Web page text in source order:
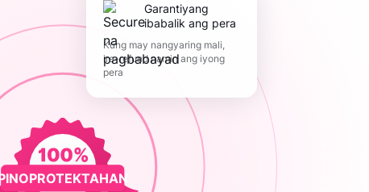
PINOPROTEKTAHAN
Garantiyang
ibabalik ang pera
Kung may nangyaring mali,
ire-refund namin ang iyong
pera